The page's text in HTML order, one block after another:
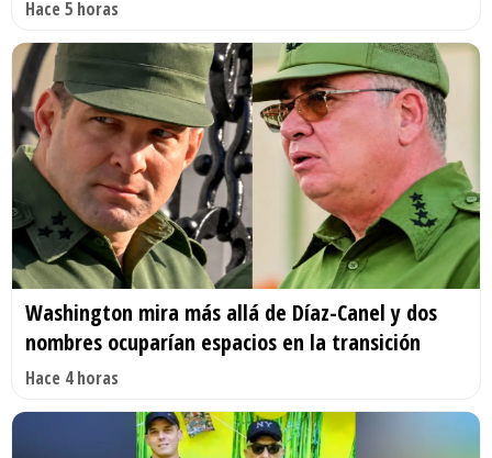
Hace 5 horas
Washington mira más allá de Díaz-Canel y dos
nombres ocuparían espacios en la transición
Hace 4 horas